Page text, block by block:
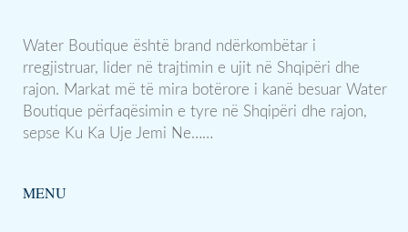
Water Boutique është brand ndërkombëtar i
rregjistruar, lider në trajtimin e ujit në Shqipëri dhe
rajon. Markat më të mira botërore i kanë besuar Water
Boutique përfaqësimin e tyre në Shqipëri dhe rajon,
sepse Ku Ka Uje Jemi Ne……
MENU